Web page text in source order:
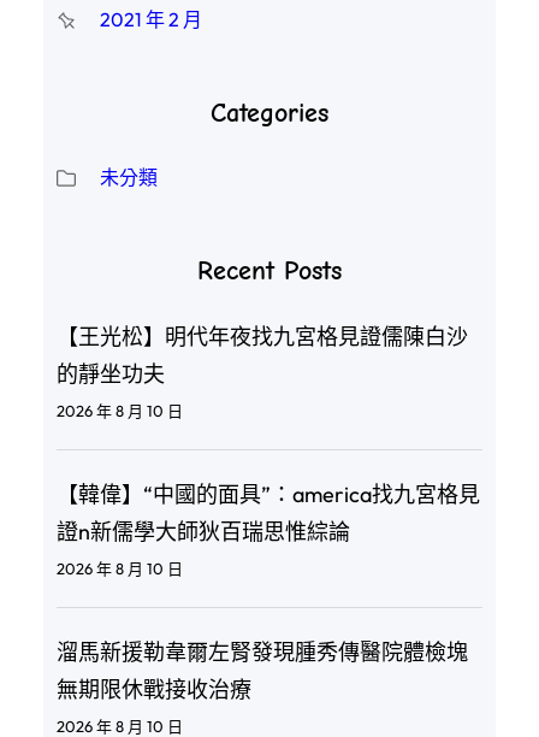
2021 年 2 月
Categories
未分類
Recent Posts
【王光松】明代年夜找九宮格見證儒陳白沙
的靜坐功夫
2026 年 8 月 10 日
【韓偉】“中國的面具”：america找九宮格見
證n新儒學大師狄百瑞思惟綜論
2026 年 8 月 10 日
溜馬新援勒韋爾左腎發現腫秀傳醫院體檢塊
無期限休戰接收治療
2026 年 8 月 10 日